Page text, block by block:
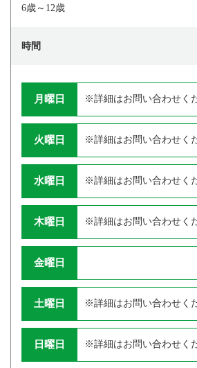
6歳～12歳
時間
月曜日 ※詳細はお問い合わせく
火曜日 ※詳細はお問い合わせく
水曜日 ※詳細はお問い合わせく
木曜日 ※詳細はお問い合わせく
金曜日
土曜日 ※詳細はお問い合わせく
日曜日 ※詳細はお問い合わせく